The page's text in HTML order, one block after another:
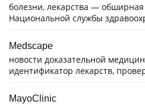
болезни, лекарства —
Национальной службы
Medscape
новости доказательной
идентификатор лекарств,
MayoClinic